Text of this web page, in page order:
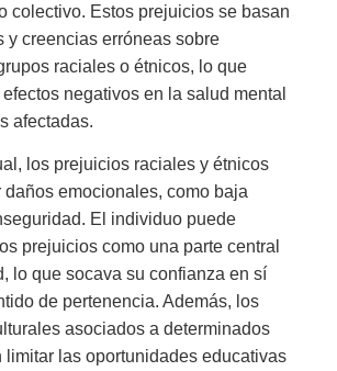
colectivo. Estos prejuicios se basan
y creencias erróneas sobre
raciales o étnicos, lo que
negativos en la salud mental
afectadas.
los prejuicios raciales y étnicos
daños emocionales, como baja
El individuo puede
prejuicios como una parte central
lo que socava su confianza en sí
de pertenencia. Además, los
asociados a determinados
limitar las oportunidades educativas